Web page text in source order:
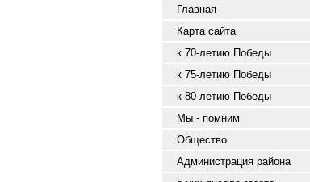
Главная
Карта сайта
к 70-летию Победы
к 75-летию Победы
к 80-летию Победы
Мы - помним
Общество
Администрация района